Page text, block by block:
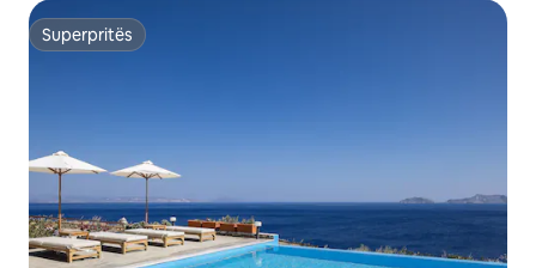
Superpritës
Superpritës